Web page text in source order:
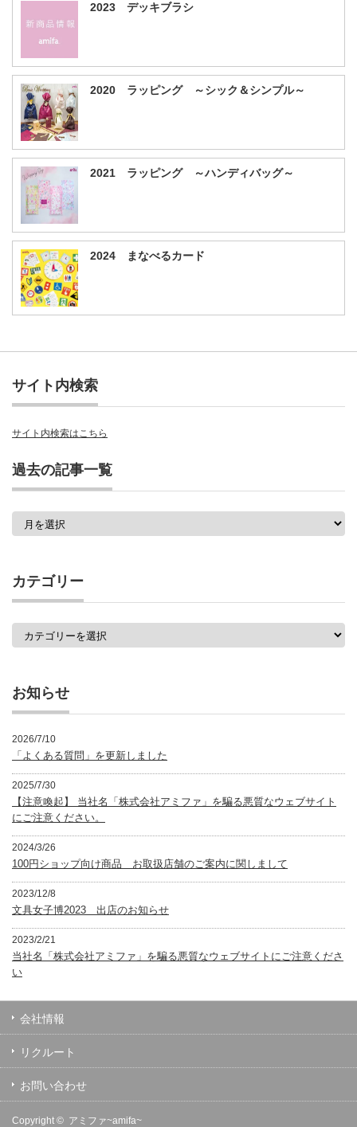
2023 デッキブラシ
2020 ラッピング ～シック＆シンプル～
2021 ラッピング ～ハンディバッグ～
2024 まなべるカード
サイト内検索
サイト内検索はこちら
過去の記事一覧
一
覧
カテゴリー
お知らせ
2026/7/10
「よくある質問」を更新しました
2025/7/30
【注意喚起】 当社名「株式会社アミファ」を騙る悪質なウェブサイト
にご注意ください。
2024/3/26
100円ショップ向け商品 お取扱店舗のご案内に関しまして
2023/12/8
文具女子博2023 出店のお知らせ
2023/2/21
当社名「株式会社アミファ」を騙る悪質なウェブサイトにご注意くださ
い
会社情報
リクルート
お問い合わせ
Copyright © アミファ~amifa~